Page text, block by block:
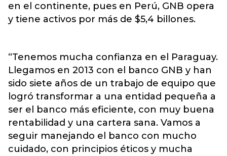
en el continente, pues en Perú, GNB opera
y tiene activos por más de $5,4 billones.
“Tenemos mucha confianza en el Paraguay.
Llegamos en 2013 con el banco GNB y han
sido siete años de un trabajo de equipo que
logró transformar a una entidad pequeña a
ser el banco más eficiente, con muy buena
rentabilidad y una cartera sana. Vamos a
seguir manejando el banco con mucho
cuidado, con principios éticos y mucha